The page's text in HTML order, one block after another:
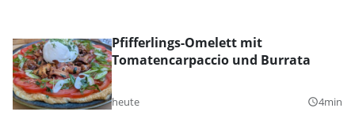
Pfifferlings-Omelett mit
Tomatencarpaccio und Burrata
heute query_builder4min